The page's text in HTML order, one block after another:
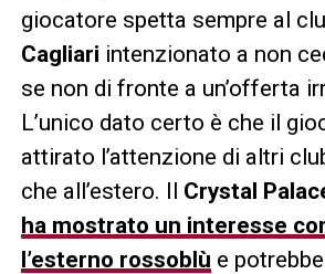
giocatore spetta sempre al
Cagliari intenzionato a non
se non di fronte a un’offerta
L’unico dato certo è che il
attirato l’attenzione di altri
che all’estero. Il Crystal
ha mostrato un interesse
l’esterno rossoblù e